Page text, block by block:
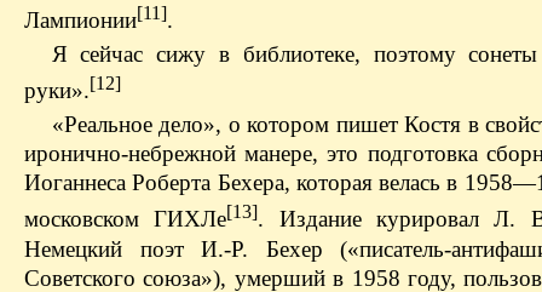
Лампионии[11].
Я сейчас сижу в библиотеке, поэтому
руки».[12]
«Реальное дело», о котором пишет Костя в
иронично-небрежной манере, это подготовка
Иоганнеса Роберта Бехера, которая велась в
московском ГИХЛе[13]. Издание курировал Л.
Немецкий поэт И.-Р. Бехер («писатель-
Советского союза»), умерший в 1958 году,